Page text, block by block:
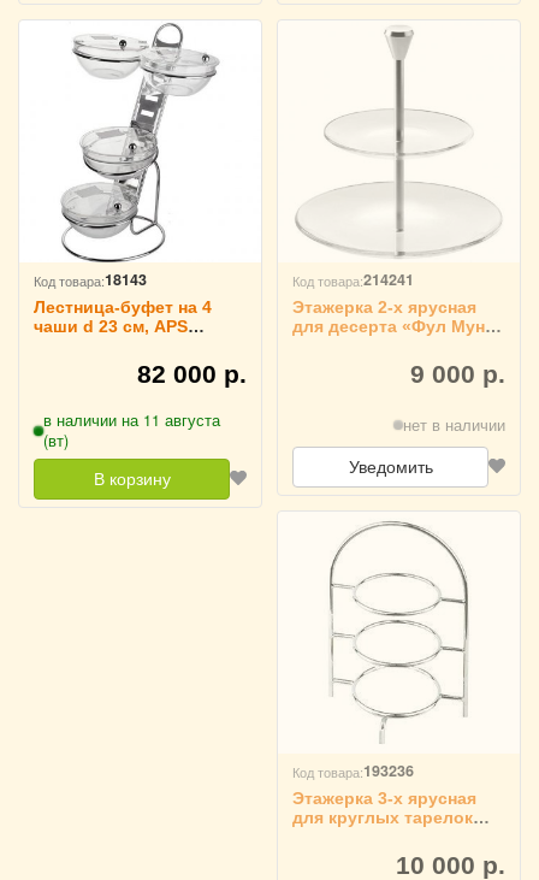
Код товара:18143
Лестница-буфет на 4
чаши d 23 см, APS
82 000 р.
в наличии на 11 августа
(вт)
В корзину
Код товара:214241
Этажерка 2-х ярусная
для десерта «Фул Мун»
9 000 р.
нет в наличии
Уведомить
Код товара:193236
Этажерка 3-х ярусная
для круглых тарелок
10 000 р.